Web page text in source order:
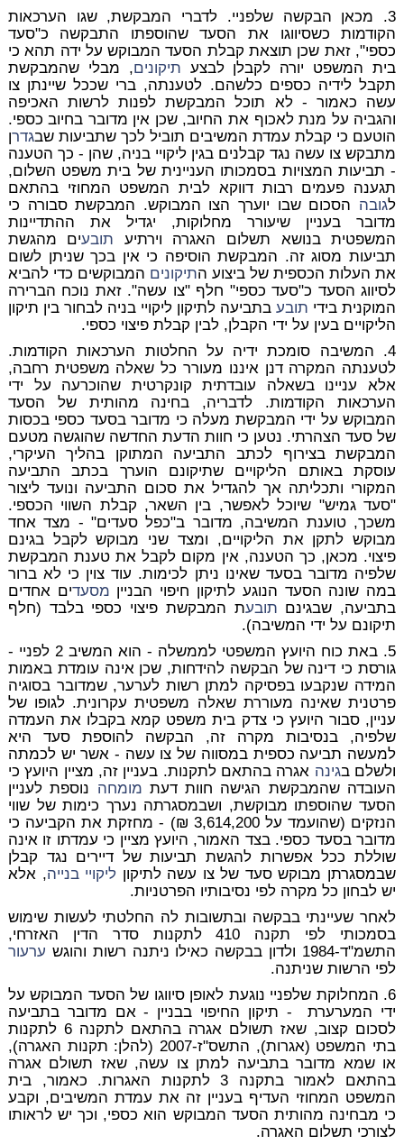
3. מכאן הבקשה שלפניי. לדברי המבקשת, שגו הערכאות
הקודמות כשסיווגו את הסעד שהוספתו התבקשה כ"סעד
כספי", זאת שכן תוצאת קבלת הסעד המבוקש על ידה תהא כי
בית המשפט יורה לקבלן לבצע תיקונים, מבלי שהמבקשת
תקבל לידיה כספים כלשהם. לטענתה, ברי שככל שיינתן צו
עשה כאמור - לא תוכל המבקשת לפנות לרשות האכיפה
והגביה על מנת לאכוף את החיוב, שכן אין מדובר בחיוב כספי.
הוטעם כי קבלת עמדת המשיבים תוביל לכך שתביעות שבגדרן
מתבקש צו עשה נגד קבלנים בגין ליקויי בניה, שהן - כך הטענה
- תביעות המצויות בסמכותו העניינית של בית משפט השלום,
תגענה פעמים רבות דווקא לבית המשפט המחוזי בהתאם
לגובה הסכום שבו יוערך הצו המבוקש. המבקשת סבורה כי
מדובר בעניין שיעורר מחלוקות, יגדיל את ההתדיינות
המשפטית בנושא תשלום האגרה וירתיע תובעים מהגשת
תביעות מסוג זה. המבקשת הוסיפה כי אין בכך שניתן לשום
את העלות הכספית של ביצוע התיקונים המבוקשים כדי להביא
לסיווג הסעד כ"סעד כספי" חלף "צו עשה". זאת נוכח הברירה
המוקנית בידי תובעבתביעה לתיקון ליקויי בניה לבחור בין תיקון
הליקויים בעין על ידי הקבלן, לבין קבלת פיצוי כספי.
4. המשיבה סומכת ידיה על החלטות הערכאות הקודמות.
לטענתה המקרה דנן איננו מעורר כל שאלה משפטית רחבה,
אלא עניינו בשאלה עובדתית קונקרטית שהוכרעה על ידי
הערכאות הקודמות. לדבריה, בחינה מהותית של הסעד
המבוקש על ידי המבקשת מעלה כי מדובר בסעד כספי בכסות
של סעד הצהרתי. נטען כי חוות הדעת החדשה שהוגשה מטעם
המבקשת בצירוף לכתב התביעה המתוקן בהליך העיקרי,
עוסקת באותם הליקויים שתיקונם הוערך בכתב התביעה
המקורי ותכליתה אך להגדיל את סכום התביעה ונועד ליצור
"סעד גמיש" שיוכל לאפשר, בין השאר, קבלת השווי הכספי.
משכך, טוענת המשיבה, מדובר ב"כפל סעדים" - מצד אחד
מבוקש לתקן את הליקויים, ומצד שני מבוקש לקבל בגינם
פיצוי. מכאן, כך הטענה, אין מקום לקבל את טענת המבקשת
שלפיה מדובר בסעד שאינו ניתן לכימות. עוד צוין כי לא ברור
במה שונה הסעד הנוגע לתיקון חיפוי הבניין מסעדים אחדים
בתביעה, שבגינם תובעת המבקשת פיצוי כספי בלבד (חלף
תיקונם על ידי המשיבה).
5. באת כוח היועץ המשפטי לממשלה - הוא המשיב 2 לפניי -
גורסת כי דינה של הבקשה להידחות, שכן אינה עומדת באמות
המידה שנקבעו בפסיקה למתן רשות לערער, שמדובר בסוגיה
פרטנית שאינה מעוררת שאלה משפטית עקרונית. לגופו של
עניין, סבור היועץ כי צדק בית משפט קמא בקבלו את העמדה
שלפיה, בנסיבות מקרה זה, הבקשה להוספת סעד היא
למעשה תביעה כספית במסווה של צו עשה - אשר יש לכמתה
ולשלם בגינה אגרה בהתאם לתקנות. בעניין זה, מציין היועץ כי
העובדה שהמבקשת הגישה חוות דעת מומחה נוספת לעניין
הסעד שהוספתו מבוקשת, ושבמסגרתה נערך כימות של שווי
הנזקים (שהועמד על 3,614,200 ₪) - מחזקת את הקביעה כי
מדובר בסעד כספי. בצד האמור, היועץ מציין כי עמדתו זו אינה
שוללת ככל אפשרות להגשת תביעות של דיירים נגד קבלן
שבמסגרתן מבוקש סעד של צו עשה לתיקון ליקויי בנייה, אלא
יש לבחון כל מקרה לפי נסיבותיו הפרטניות.
לאחר שעיינתי בבקשה ובתשובות לה החלטתי לעשות שימוש
בסמכותי לפי תקנה 410 לתקנות סדר הדין האזרחי,
התשמ"ד-1984 ולדון בבקשה כאילו ניתנה רשות והוגש
ערעור
לפי הרשות שניתנה.
6. המחלוקת שלפניי נוגעת לאופן סיווגו של הסעד המבוקש על
ידי המערערת - תיקון החיפוי בבניין - אם מדובר בתביעה
לסכום קצוב, שאז תשולם אגרה בהתאם לתקנה 6 לתקנות
בתי המשפט (אגרות), התשס"ז-2007 (להלן: תקנות האגרה),
או שמא מדובר בתביעה למתן צו עשה, שאז תשולם אגרה
בהתאם לאמור בתקנה 3 לתקנות האגרות. כאמור, בית
המשפט המחוזי העדיף בעניין זה את עמדת המשיבים, וקבע
כי מבחינה מהותית הסעד המבוקש הוא כספי, וכך יש לראותו
לצורכי תשלום האגרה.